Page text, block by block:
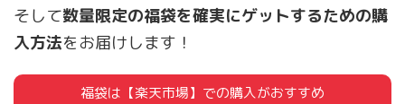
そして数量限定の福袋を確実にゲットするための購
入方法をお届けします！
福袋は【楽天市場】での購入がおすすめ